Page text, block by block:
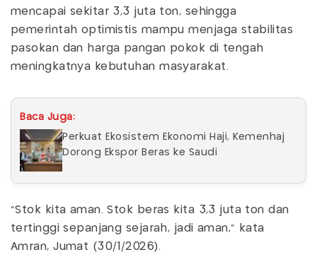
mencapai sekitar 3,3 juta ton, sehingga
pemerintah optimistis mampu menjaga stabilitas
pasokan dan harga pangan pokok di tengah
meningkatnya kebutuhan masyarakat.
Baca Juga:
Perkuat Ekosistem Ekonomi Haji, Kemenhaj
Dorong Ekspor Beras ke Saudi
“Stok kita aman. Stok beras kita 3,3 juta ton dan
tertinggi sepanjang sejarah, jadi aman,” kata
Amran, Jumat (30/1/2026).